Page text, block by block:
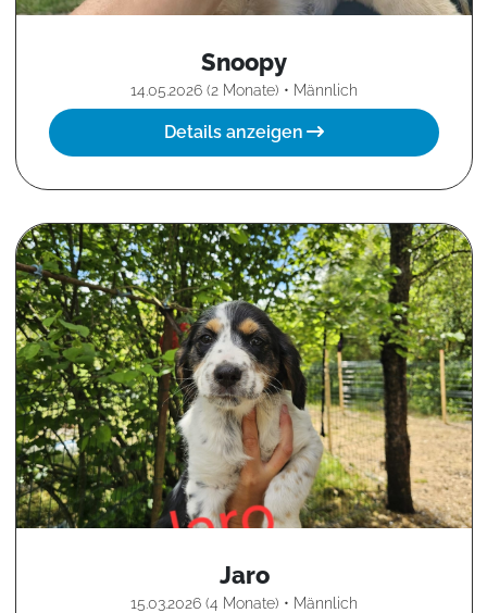
Snoopy
14.05.2026 (2 Monate) • Männlich
Details anzeigen
Jaro
15.03.2026 (4 Monate) • Männlich